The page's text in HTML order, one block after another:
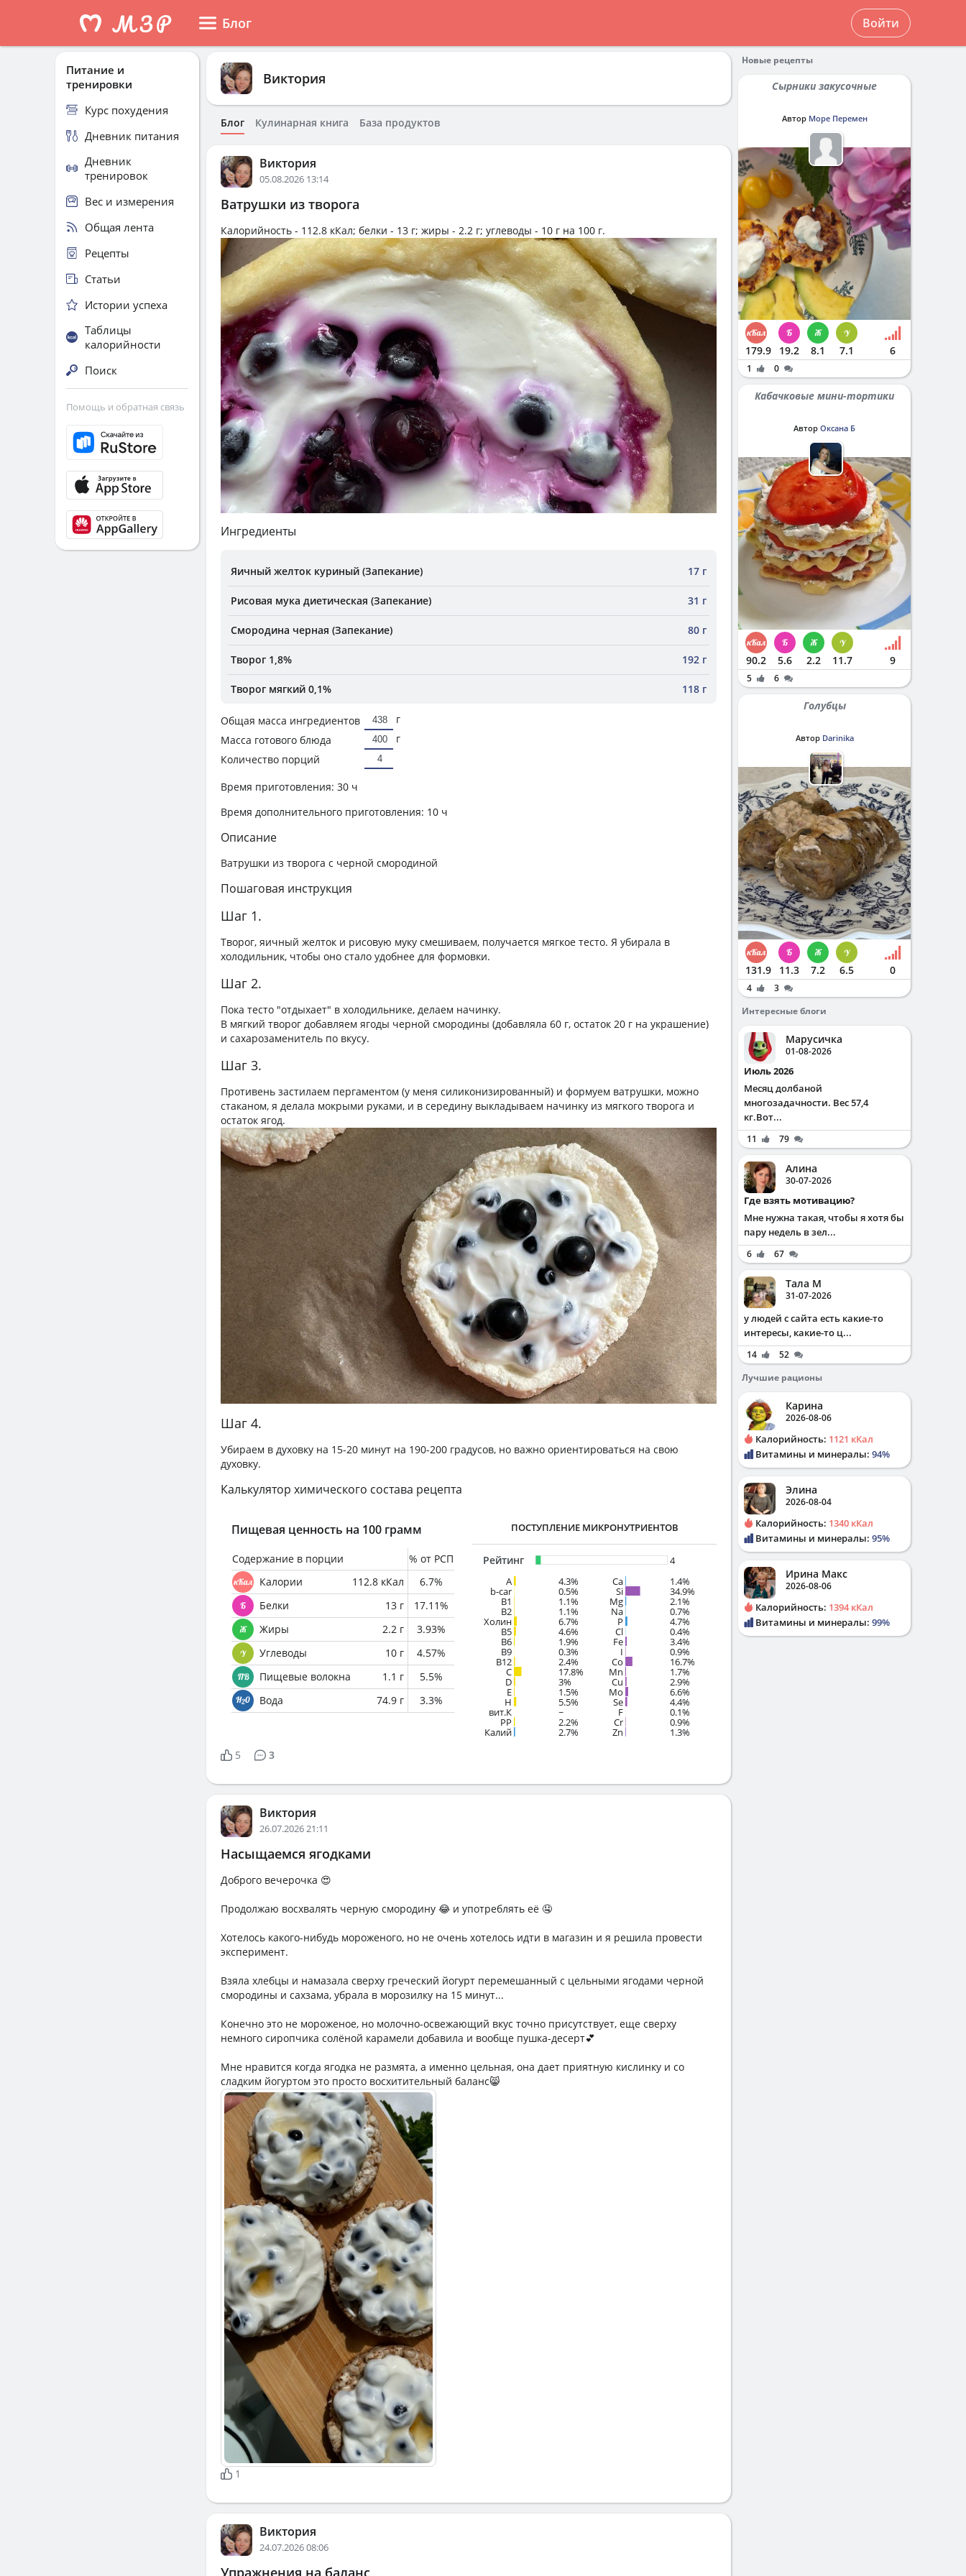
Блог Войти
Виктория
Блог Кулинарная книга База продуктов
Виктория
05.08.2026 13:14
Ватрушки из творога
Калорийность - 112.8 кКал; белки - 13 г; жиры - 2.2 г; углеводы - 10 г на 100 г.
Ингредиенты
Яичный желток куриный (Запекание) 17 г
Рисовая мука диетическая (Запекание) 31 г
Смородина черная (Запекание) 80 г
Творог 1,8% 192 г
Творог мягкий 0,1% 118 г
Общая масса ингредиентов
г
Масса готового блюда
г
Количество порций
Время приготовления: 30 ч
Время дополнительного приготовления: 10 ч
Описание
Ватрушки из творога с черной смородиной
Пошаговая инструкция
Шаг 1.
Творог, яичный желток и рисовую муку смешиваем, получается мягкое тесто. Я убирала в
холодильник, чтобы оно стало удобнее для формовки.
Шаг 2.
Пока тесто "отдыхает" в холодильнике, делаем начинку.
В мягкий творог добавляем ягоды черной смородины (добавляла 60 г, остаток 20 г на украшение)
и сахарозаменитель по вкусу.
Шаг 3.
Противень застилаем пергаментом (у меня силиконизированный) и формуем ватрушки, можно
стаканом, я делала мокрыми руками, и в середину выкладываем начинку из мягкого творога и
остаток ягод.
Шаг 4.
Убираем в духовку на 15-20 минут на 190-200 градусов, но важно ориентироваться на свою
духовку.
Калькулятор химического состава рецепта
Пищевая ценность на 100 грамм
Содержание в порции
% от РСП
Калории
112.8 кКал
6.7%
Белки
13 г
17.11%
Жиры
2.2 г
3.93%
Углеводы
10 г
4.57%
Пищевые волокна
1.1 г
5.5%
Вода
74.9 г 3.3%
ПОСТУПЛЕНИЕ МИКРОНУТРИЕНТОВ
Рейтинг
4
A
4.3%
b-car 0.5%
В1 1.1%
B2 1.1%
Холин 6.7%
B5 4.6%
B6 1.9%
B9 0.3%
B12 2.4%
C 17.8%
D 3%
E 1.5%
H 5.5%
вит.К ~
PP 2.2%
Калий 2.7%
Ca 1.4%
Si 34.9%
Mg 2.1%
Na 0.7%
P 4.7%
Cl 0.4%
Fe 3.4%
I 0.9%
Co 16.7%
Mn 1.7%
Cu 2.9%
Mo 6.6%
Se 4.4%
F 0.1%
Cr 0.9%
Zn 1.3%
5 3
Виктория
26.07.2026 21:11
Насыщаемся ягодками
Доброго вечерочка 😍
Продолжаю восхвалять черную смородину 😂 и употреблять её 🤤
Хотелось какого-нибудь мороженого, но не очень хотелось идти в магазин и я решила провести
эксперимент.
Взяла хлебцы и намазала сверху греческий йогурт перемешанный с цельными ягодами черной
смородины и сахзама, убрала в морозилку на 15 минут...
Конечно это не мороженое, но молочно-освежающий вкус точно присутствует, еще сверху
немного сиропчика солёной карамели добавила и вообще пушка-десерт💕
Мне нравится когда ягодка не размята, а именно цельная, она дает приятную кислинку и со
сладким йогуртом это просто восхитительный баланс😸
1
Виктория
24.07.2026 08:06
Упражнения на баланс
Питание и
тренировки
Курс похудения
Дневник питания
Дневник
тренировок
Вес и измерения
Общая лента
Рецепты
Статьи
Истории успеха
Таблицы
калорийности
Поиск
Помощь и обратная связь
Новые рецепты
Сырники закусочные
Автор Море Перемен
179.9 19.2 8.1 7.1 6
1 0
Кабачковые мини-тортики
Автор Оксана Б
90.2 5.6 2.2 11.7 9
5 6
Голубцы
Автор Darinika
131.9 11.3 7.2 6.5 0
4
3
Интересные блоги
Марусичка
01-08-2026
Июль 2026
Месяц долбаной
многозадачности. Вес 57,4
кг.Вот...
11 79
Алина
30-07-2026
Где взять мотивацию?
Мне нужна такая, чтобы я хотя бы
пару недель в зел...
6 67
Тала М
31-07-2026
у людей с сайта есть какие-то
интересы, какие-то ц...
14
52
Лучшие рационы
Карина
2026-08-06
Калорийность: 1121 кКал
Витамины и минералы: 94%
Элина
2026-08-04
Калорийность: 1340 кКал
Витамины и минералы: 95%
Ирина Макс
2026-08-06
Калорийность: 1394 кКал
Витамины и минералы: 99%